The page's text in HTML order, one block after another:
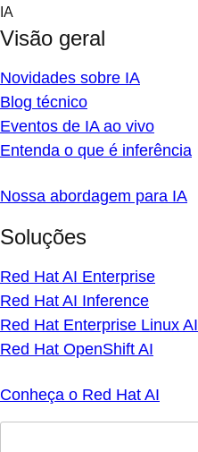
Skip
content
IA
Visão geral
Novidades sobre IA
Blog técnico
Eventos de IA ao vivo
Entenda o que é inferência
Nossa abordagem para IA
Soluções
Red Hat AI Enterprise
Red Hat AI Inference
Red Hat Enterprise Linux AI
Red Hat OpenShift AI
Conheça o Red Hat AI